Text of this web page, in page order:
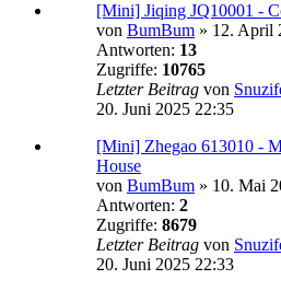
[Mini] Jiqing JQ10001 -
von BumBum » 12. April
Antworten: 13
Zugriffe: 10765
Letzter Beitrag von
20. Juni 2025 22:35
[Mini] Zhegao 613010 -
House
von BumBum » 10. Mai
Antworten: 2
Zugriffe: 8679
Letzter Beitrag von
20. Juni 2025 22:33